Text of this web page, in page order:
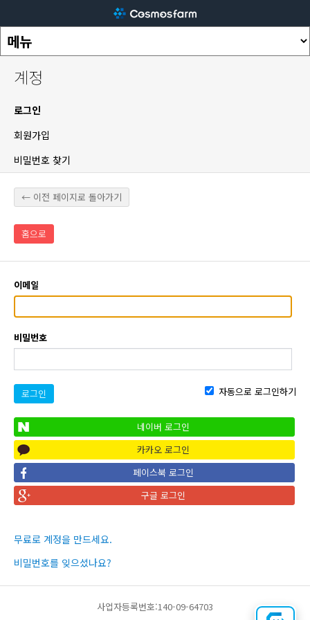
계정
로그인
회원가입
비밀번호 찾기
← 이전 페이지로 돌아가기
홈으로
이메일
비밀번호
로그인 자동으로 로그인하기
네이버 로그인
카카오 로그인
페이스북 로그인
구글 로그인
무료로 계정을 만드세요.
비밀번호를 잊으셨나요?
사업자등록번호:140-09-64703